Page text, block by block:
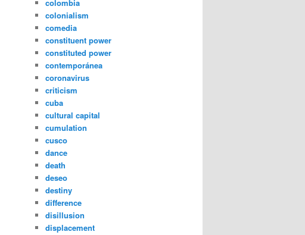
colombia
colonialism
comedia
constituent power
constituted power
contemporánea
coronavirus
criticism
cuba
cultural capital
cumulation
cusco
dance
death
deseo
destiny
difference
disillusion
displacement